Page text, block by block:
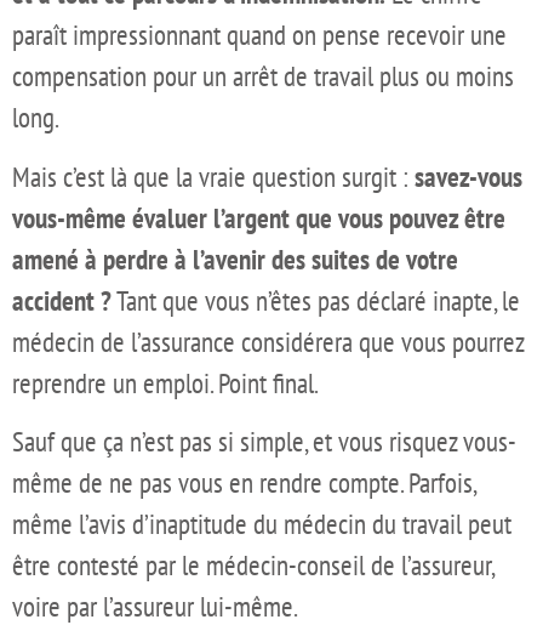
paraît impressionnant quand on pense recevoir une
compensation pour un arrêt de travail plus ou moins
long.
Mais c’est là que la vraie question surgit : savez-vous
vous-même évaluer l’argent que vous pouvez être
amené à perdre à l’avenir des suites de votre
accident ?Tant que vous n’êtes pas déclaré inapte, le
médecin de l’assurance considérera que vous pourrez
reprendre un emploi. Point final.
Sauf que ça n’est pas si simple, et vous risquez vous-
même de ne pas vous en rendre compte. Parfois,
même l’avis d’inaptitude du médecin du travail peut
être contesté par le médecin-conseil de l’assureur,
voire par l’assureur lui-même.